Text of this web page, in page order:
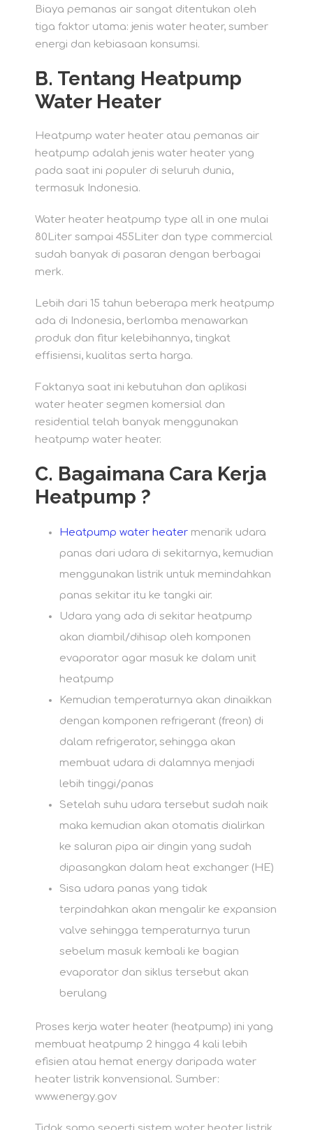
Biaya pemanas air sangat ditentukan oleh
tiga faktor utama: jenis water heater, sumber
energi dan kebiasaan konsumsi.
B. Tentang Heatpump
Water Heater
Heatpump water heater atau pemanas air
heatpump adalah jenis water heater yang
pada saat ini populer di seluruh dunia,
termasuk Indonesia.
Water heater heatpump type all in one mulai
80Liter sampai 455Liter dan type commercial
sudah banyak di pasaran dengan berbagai
merk.
Lebih dari 15 tahun beberapa merk heatpump
ada di Indonesia, berlomba menawarkan
produk dan fitur kelebihannya, tingkat
effisiensi, kualitas serta harga.
Faktanya saat ini kebutuhan dan aplikasi
water heater segmen komersial dan
residential telah banyak menggunakan
heatpump water heater.
C. Bagaimana Cara Kerja
Heatpump ?
Heatpump water heater menarik udara
panas dari udara di sekitarnya, kemudian
menggunakan listrik untuk memindahkan
panas sekitar itu ke tangki air.
Udara yang ada di sekitar heatpump
akan diambil/dihisap oleh komponen
evaporator agar masuk ke dalam unit
heatpump
Kemudian temperaturnya akan dinaikkan
dengan komponen refrigerant (freon) di
dalam refrigerator, sehingga akan
membuat udara di dalamnya menjadi
lebih tinggi/panas
Setelah suhu udara tersebut sudah naik
maka kemudian akan otomatis dialirkan
ke saluran pipa air dingin yang sudah
dipasangkan dalam heat exchanger (HE)
Sisa udara panas yang tidak
terpindahkan akan mengalir ke expansion
valve sehingga temperaturnya turun
sebelum masuk kembali ke bagian
evaporator dan siklus tersebut akan
berulang
Proses kerja water heater (heatpump) ini yang
membuat heatpump 2 hingga 4 kali lebih
efisien atau hemat energy daripada water
heater listrik konvensional. Sumber:
www.energy.gov